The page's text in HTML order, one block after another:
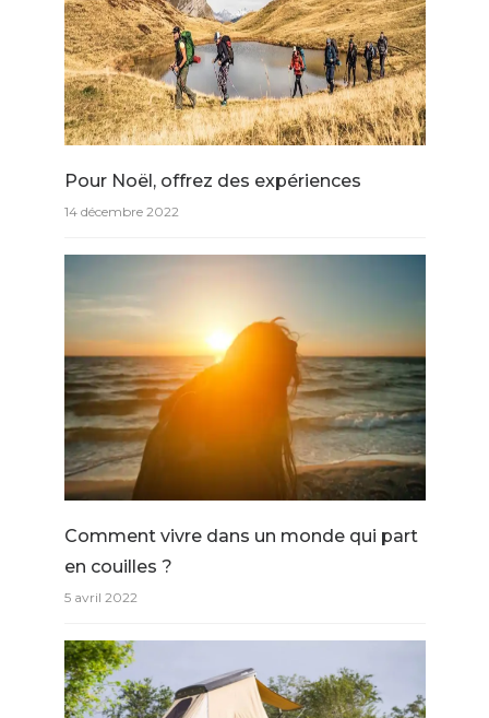
Pour Noël, offrez des expériences
14 décembre 2022
Comment vivre dans un monde qui part
en couilles ?
5 avril 2022